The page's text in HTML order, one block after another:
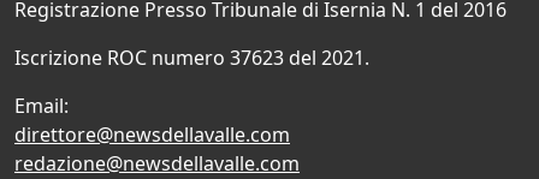
Registrazione Presso Tribunale di Isernia N. 1 del 2016
Iscrizione ROC numero 37623 del 2021.
Email:
direttore@newsdellavalle.com
redazione@newsdellavalle.com